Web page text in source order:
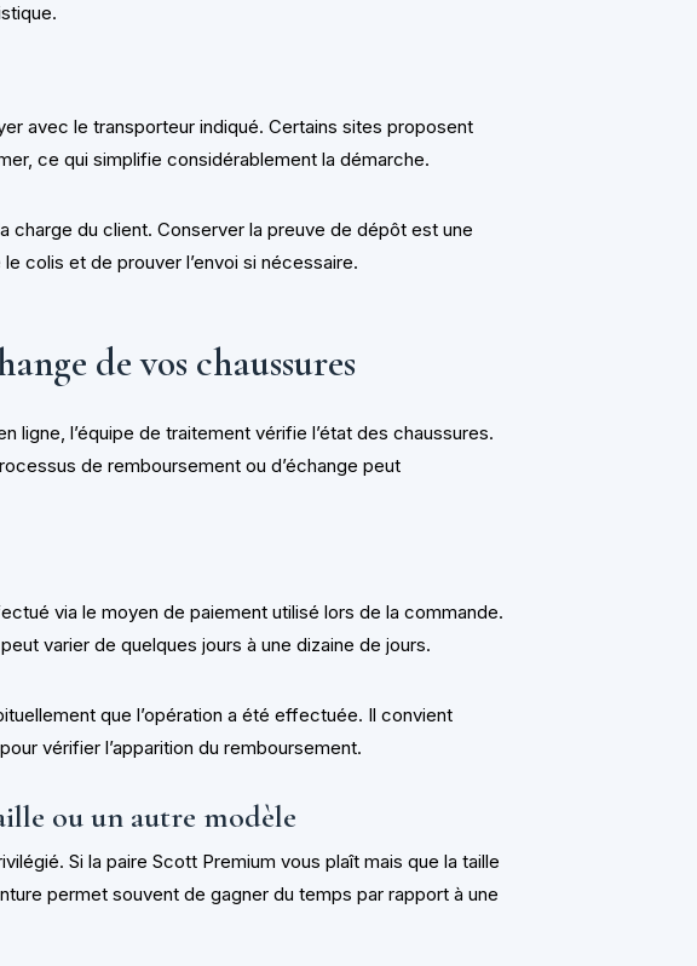
avec le transporteur indiqué. Certains sites proposent
ce qui simplifie considérablement la démarche.
charge du client. Conserver la preuve de dépôt est une
colis et de prouver l’envoi si nécessaire.
de vos chaussures
ligne, l’équipe de traitement vérifie l’état des chaussures.
de remboursement ou d’échange peut
via le moyen de paiement utilisé lors de la commande.
varier de quelques jours à une dizaine de jours.
que l’opération a été effectuée. Il convient
vérifier l’apparition du remboursement.
ou un autre modèle
Si la paire Scott Premium vous plaît mais que la taille
permet souvent de gagner du temps par rapport à une